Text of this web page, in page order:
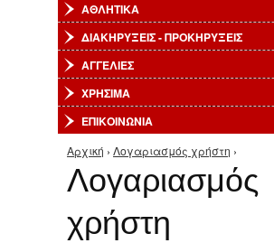
ΑΘΛΗΤΙΚΑ
ΔΙΑΚΗΡΥΞΕΙΣ - ΠΡΟΚΗΡΥΞΕΙΣ
ΑΓΓΕΛΙΕΣ
ΧΡΗΣΙΜΑ
ΕΠΙΚΟΙΝΩΝΙΑ
Είστε εδώ
Αρχική › Λογαριασμός χρήστη ›
Λογαριασμός
χρήστη